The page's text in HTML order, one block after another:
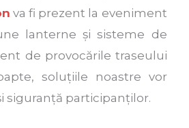
va fi prezent la eveniment
lanterne și sisteme de
de provocările traseului
soluțiile noastre vor
siguranță participanților.